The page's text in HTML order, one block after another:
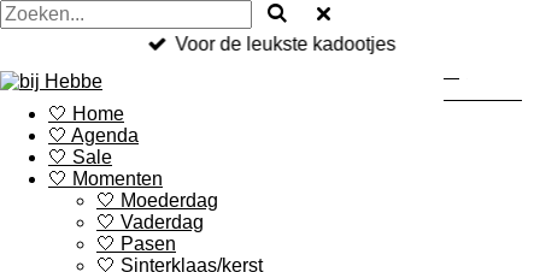
Voor de leukste kadootjes
🤍 Home
🤍 Agenda
🤍 Sale
🤍 Momenten
🤍 Moederdag
🤍 Vaderdag
🤍 Pasen
🤍 Sinterklaas/kerst